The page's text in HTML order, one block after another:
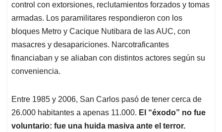
control con extorsiones, reclutamientos forzados y tomas
armadas. Los paramilitares respondieron con los
bloques Metro y Cacique Nutibara de las AUC, con
masacres y desapariciones. Narcotraficantes
financiaban y se aliaban con distintos actores según su
conveniencia.
Entre 1985 y 2006, San Carlos pasó de tener cerca de
26.000 habitantes a apenas 11.000. El “éxodo” no fue
voluntario: fue una huida masiva ante el terror.